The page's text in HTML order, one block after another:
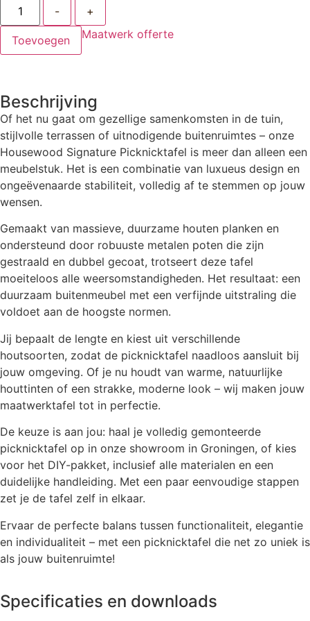
-
+
Toevoegen Maatwerk offerte
Beschrijving
Of het nu gaat om gezellige samenkomsten in de tuin,
stijlvolle terrassen of uitnodigende buitenruimtes – onze
Housewood Signature Picknicktafel is meer dan alleen een
meubelstuk. Het is een combinatie van luxueus design en
ongeëvenaarde stabiliteit, volledig af te stemmen op jouw
wensen.
Gemaakt van massieve, duurzame houten planken en
ondersteund door robuuste metalen poten die zijn
gestraald en dubbel gecoat, trotseert deze tafel
moeiteloos alle weersomstandigheden. Het resultaat: een
duurzaam buitenmeubel met een verfijnde uitstraling die
voldoet aan de hoogste normen.
Jij bepaalt de lengte en kiest uit verschillende
houtsoorten, zodat de picknicktafel naadloos aansluit bij
jouw omgeving. Of je nu houdt van warme, natuurlijke
houttinten of een strakke, moderne look – wij maken jouw
maatwerktafel tot in perfectie.
De keuze is aan jou: haal je volledig gemonteerde
picknicktafel op in onze showroom in Groningen, of kies
voor het DIY-pakket, inclusief alle materialen en een
duidelijke handleiding. Met een paar eenvoudige stappen
zet je de tafel zelf in elkaar.
Ervaar de perfecte balans tussen functionaliteit, elegantie
en individualiteit – met een picknicktafel die net zo uniek is
als jouw buitenruimte!
Specificaties en downloads